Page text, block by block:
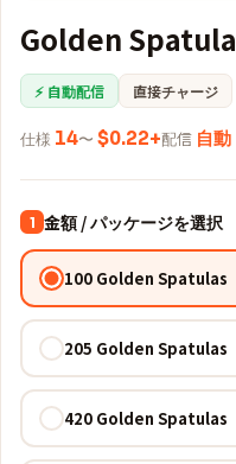
Golden Spatula
⚡ 自動配信 直接チャージ
仕様 14〜 $0.22+配信 自動
1 金額 / パッケージを選択
100 Golden Spatulas
205 Golden Spatulas
420 Golden Spatulas